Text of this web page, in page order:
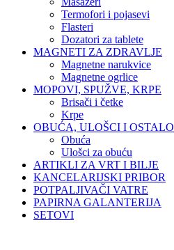
Termofori i pojasevi
Flasteri
Dozatori za tablete
MAGNETI ZA ZDRAVLJE
Magnetne narukvice
Magnetne ogrlice
MOPOVI, SPUŽVE, KRPE
Brisači i četke
Krpe
OBUĆA, ULOŠCI I OSTALO
Obuća
Ulošci za obuću
ARTIKLI ZA VRT I BILJE
KANCELARIJSKI PRIBOR
POTPALJIVAČI VATRE
PAPIRNA GALANTERIJA
SETOVI